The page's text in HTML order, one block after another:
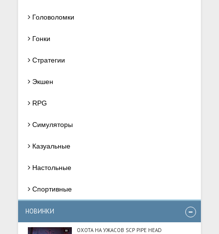
Головоломки
Гонки
Стратегии
Экшен
RPG
Симуляторы
Казуальные
Настольные
Спортивные
НОВИНКИ
ОХОТА НА УЖАСОВ SCP PIPE HEAD